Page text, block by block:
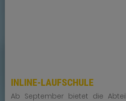
INLINE-LAUFSCHULE
Ab September bietet die